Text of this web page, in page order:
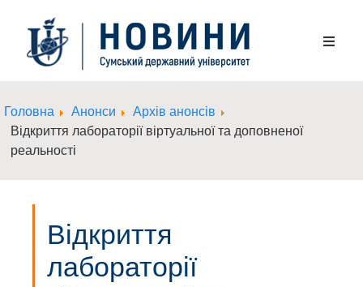
Головна Анонси
Архів анонсів
Відкриття лабораторії віртуальної та доповненої
реальності
Відкриття
лабораторії